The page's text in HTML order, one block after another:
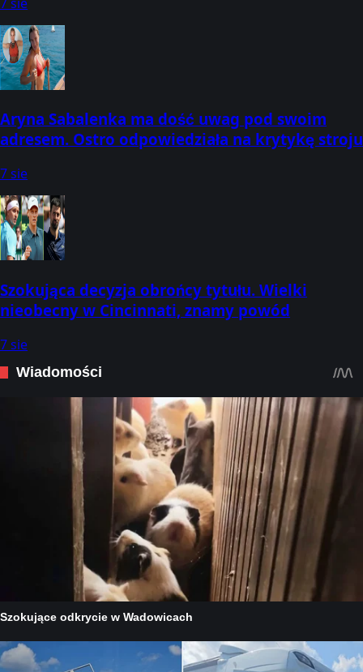
Aryna Sabalenka ma dość uwag pod swoim
adresem. Ostro odpowiedziała na krytykę stroju
7 sie
Szokująca decyzja obrońcy tytułu. Wielki
nieobecny w Cincinnati, znamy powód
7 sie